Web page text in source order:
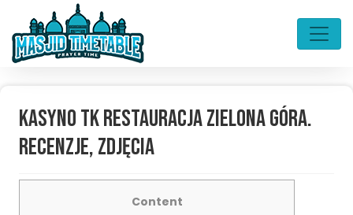
Kasyno TK Restauracja Zielona Góra.
Recenzje, Zdjęcia
Content